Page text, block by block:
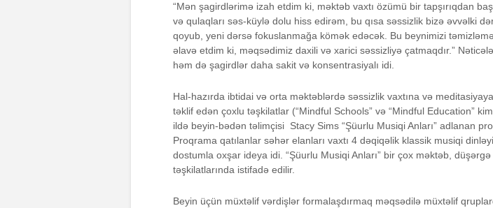
“Mən şagirdlərimə izah etdim ki, məktəb vaxtı özümü bir tapşırıqdan
və qulaqları səs-küylə dolu hiss edirəm, bu qısa səssizlik bizə əvvəlki
qoyub, yeni dərsə fokuslanmağa kömək edəcək. Bu beynimizi
əlavə etdim ki, məqsədimiz daxili və xarici səssizliyə çatmaqdır.”
həm də şagirdlər daha sakit və konsentrasiyalı idi.
Hal-hazırda ibtidai və orta məktəblərdə səssizlik vaxtına və
təklif edən çoxlu təşkilatlar (“Mindful Schools” və “Mindful Education”
ildə beyin-bədən təlimçisi Stacy Sims “Şüurlu Musiqi Anları” adlanan
Proqrama qatılanlar səhər elanları vaxtı 4 dəqiqəlik klassik musiqi
dostumla oxşar ideya idi. “Şüurlu Musiqi Anları” bir çox məktəb,
təşkilatlarında istifadə edilir.
Beyin üçün müxtəlif vərdişlər formalaşdırmaq məqsədilə müxtəlif